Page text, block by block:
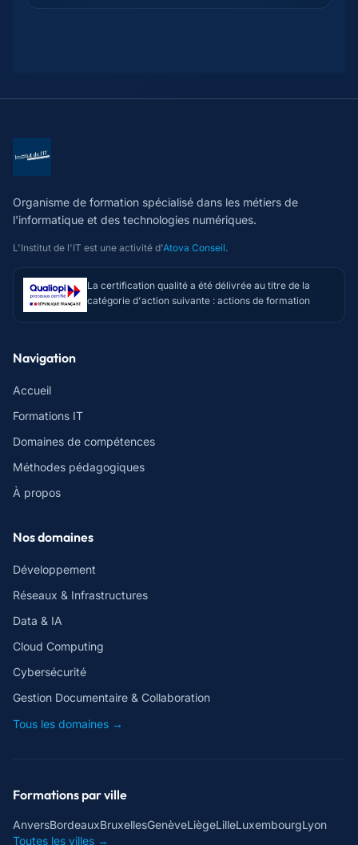
Organisme de formation spécialisé dans les métiers de
l'informatique et des technologies numériques.
L'Institut de l'IT est une activité d'Atova Conseil.
La certification qualité a été délivrée au titre de la
catégorie d'action suivante : actions de formation
Navigation
Accueil
Formations IT
Domaines de compétences
Méthodes pédagogiques
À propos
Nos domaines
Développement
Réseaux & Infrastructures
Data & IA
Cloud Computing
Cybersécurité
Gestion Documentaire & Collaboration
Tous les domaines →
Formations par ville
AnversBordeauxBruxellesGenèveLiègeLilleLuxembourgLyon
Toutes les villes →